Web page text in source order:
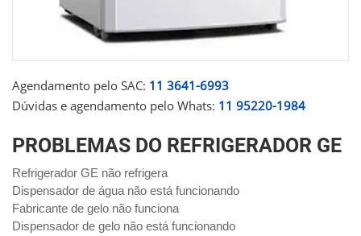
Agendamento pelo SAC: 11 3641-6993
Dúvidas e agendamento pelo Whats: 11 95220-1984
PROBLEMAS DO REFRIGERADOR GE
Refrigerador GE não refrigera
Dispensador de água não está funcionando
Fabricante de gelo não funciona
Dispensador de gelo não está funcionando